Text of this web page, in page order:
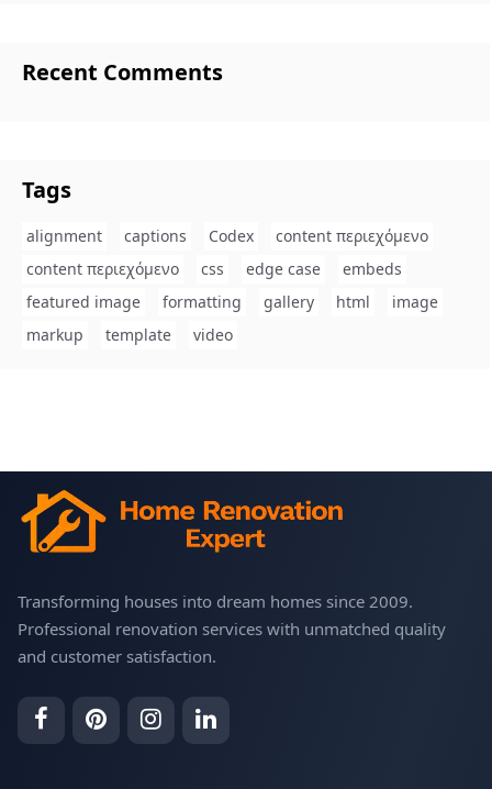
Recent Comments
Tags
alignment captions Codex
content περιεχόμενο
content περιεχόμενο
css edge case
embeds
featured image
formatting gallery html
image
markup
template video
Transforming houses into dream homes since 2009.
Professional renovation services with unmatched quality
and customer satisfaction.